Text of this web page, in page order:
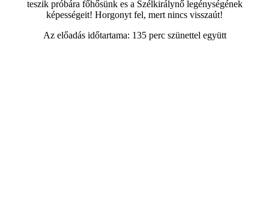
teszik próbára főhősünk es a Szélkirálynő legénységének
képességeit! Horgonyt fel, mert nincs visszaút!
Az előadás időtartama: 135 perc szünettel együtt